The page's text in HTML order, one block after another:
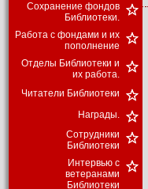
Сохранение фондов
Библиотеки.
Работа с фондами и их
пополнение
Отделы Библиотеки и
их работа.
Читатели Библиотеки
Награды.
Сотрудники
Библиотеки
Интервью с
ветеранами
Библиотеки